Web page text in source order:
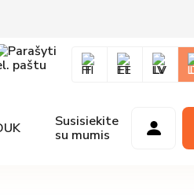
FI EE LV
Susisiekite
su mumis